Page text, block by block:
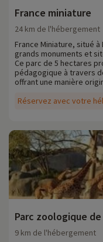
France miniature
Réservez avec votre
24 km de l'hébergement
France Miniature, situé
grands monuments et
Ce parc de 5 hectares
pédagogique à travers
offrant une manière
Parc zoologique de
9 km de l'hébergement